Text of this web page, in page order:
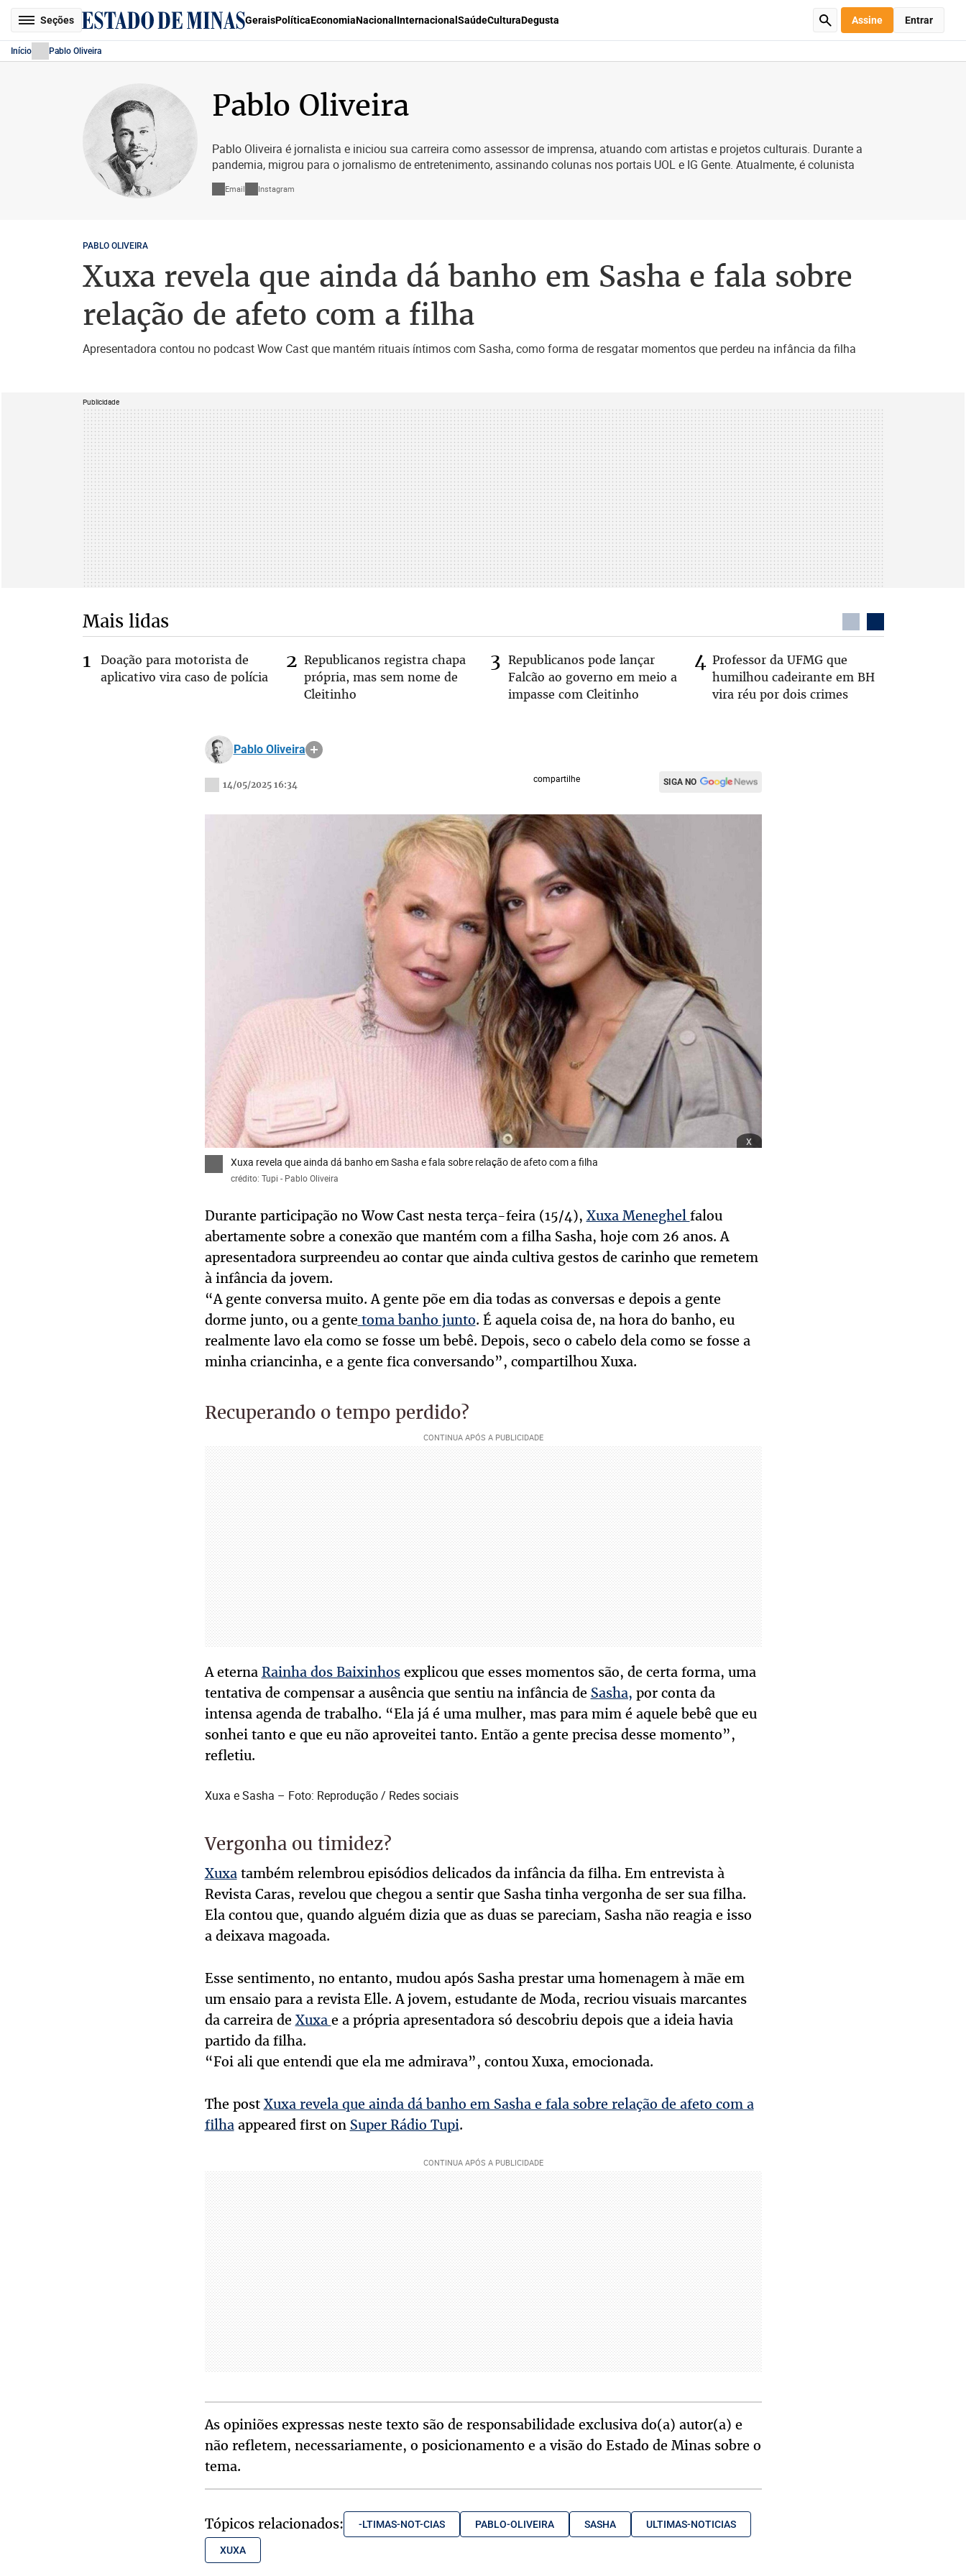
Seções GeraisPolíticaEconomiaNacional Internacional SaúdeCulturaDegusta Assine Entrar
Início Pablo Oliveira
Pablo Oliveira
Pablo Oliveira é jornalista e iniciou sua carreira como assessor de imprensa, atuando com artistas e projetos culturais. Durante a
pandemia, migrou para o jornalismo de entretenimento, assinando colunas nos portais UOL e IG Gente. Atualmente, é colunista
Email Instagram
PABLO OLIVEIRA
Xuxa revela que ainda dá banho em Sasha e fala sobre
relação de afeto com a filha
Apresentadora contou no podcast Wow Cast que mantém rituais íntimos com Sasha, como forma de resgatar momentos que perdeu na infância da filha
Publicidade
Mais lidas
Doação para motorista de
aplicativo vira caso de polícia
Republicanos registra chapa
própria, mas sem nome de
Cleitinho
Republicanos pode lançar
Falcão ao governo em meio a
impasse com Cleitinho
Professor da UFMG que
humilhou cadeirante em BH
vira réu por dois crimes
Pablo Oliveira
14/05/2025 16:34
compartilhe SIGA NO
x
Xuxa revela que ainda dá banho em Sasha e fala sobre relação de afeto com a filha
crédito: Tupi - Pablo Oliveira
Durante participação no Wow Cast nesta terça-feira (15/4), Xuxa Meneghel falou
abertamente sobre a conexão que mantém com a filha Sasha, hoje com 26 anos. A
apresentadora surpreendeu ao contar que ainda cultiva gestos de carinho que remetem
à infância da jovem.
“A gente conversa muito. A gente põe em dia todas as conversas e depois a gente
dorme junto, ou a gente toma banho junto. É aquela coisa de, na hora do banho, eu
realmente lavo ela como se fosse um bebê. Depois, seco o cabelo dela como se fosse a
minha criancinha, e a gente fica conversando”, compartilhou Xuxa.
Recuperando o tempo perdido?
A eterna Rainha dos Baixinhosexplicou que esses momentos são, de certa forma, uma
tentativa de compensar a ausência que sentiu na infância de Sasha, por conta da
intensa agenda de trabalho. “Ela já é uma mulher, mas para mim é aquele bebê que eu
sonhei tanto e que eu não aproveitei tanto. Então a gente precisa desse momento”,
refletiu.
Xuxa e Sasha – Foto: Reprodução / Redes sociais
Vergonha ou timidez?
Xuxatambém relembrou episódios delicados da infância da filha. Em entrevista à
Revista Caras, revelou que chegou a sentir que Sasha tinha vergonha de ser sua filha.
Ela contou que, quando alguém dizia que as duas se pareciam, Sasha não reagia e isso
a deixava magoada.
Esse sentimento, no entanto, mudou após Sasha prestar uma homenagem à mãe em
um ensaio para a revista Elle. A jovem, estudante de Moda, recriou visuais marcantes
da carreira de Xuxa e a própria apresentadora só descobriu depois que a ideia havia
partido da filha.
“Foi ali que entendi que ela me admirava”, contou Xuxa, emocionada.
The post Xuxa revela que ainda dá banho em Sasha e fala sobre relação de afeto com a
filhaappeared first on Super Rádio Tupi.
As opiniões expressas neste texto são de responsabilidade exclusiva do(a) autor(a) e
não refletem, necessariamente, o posicionamento e a visão do Estado de Minas sobre o
tema.
Tópicos relacionados: -LTIMAS-NOT-CIAS PABLO-OLIVEIRA SASHA ULTIMAS-NOTICIAS
XUXA